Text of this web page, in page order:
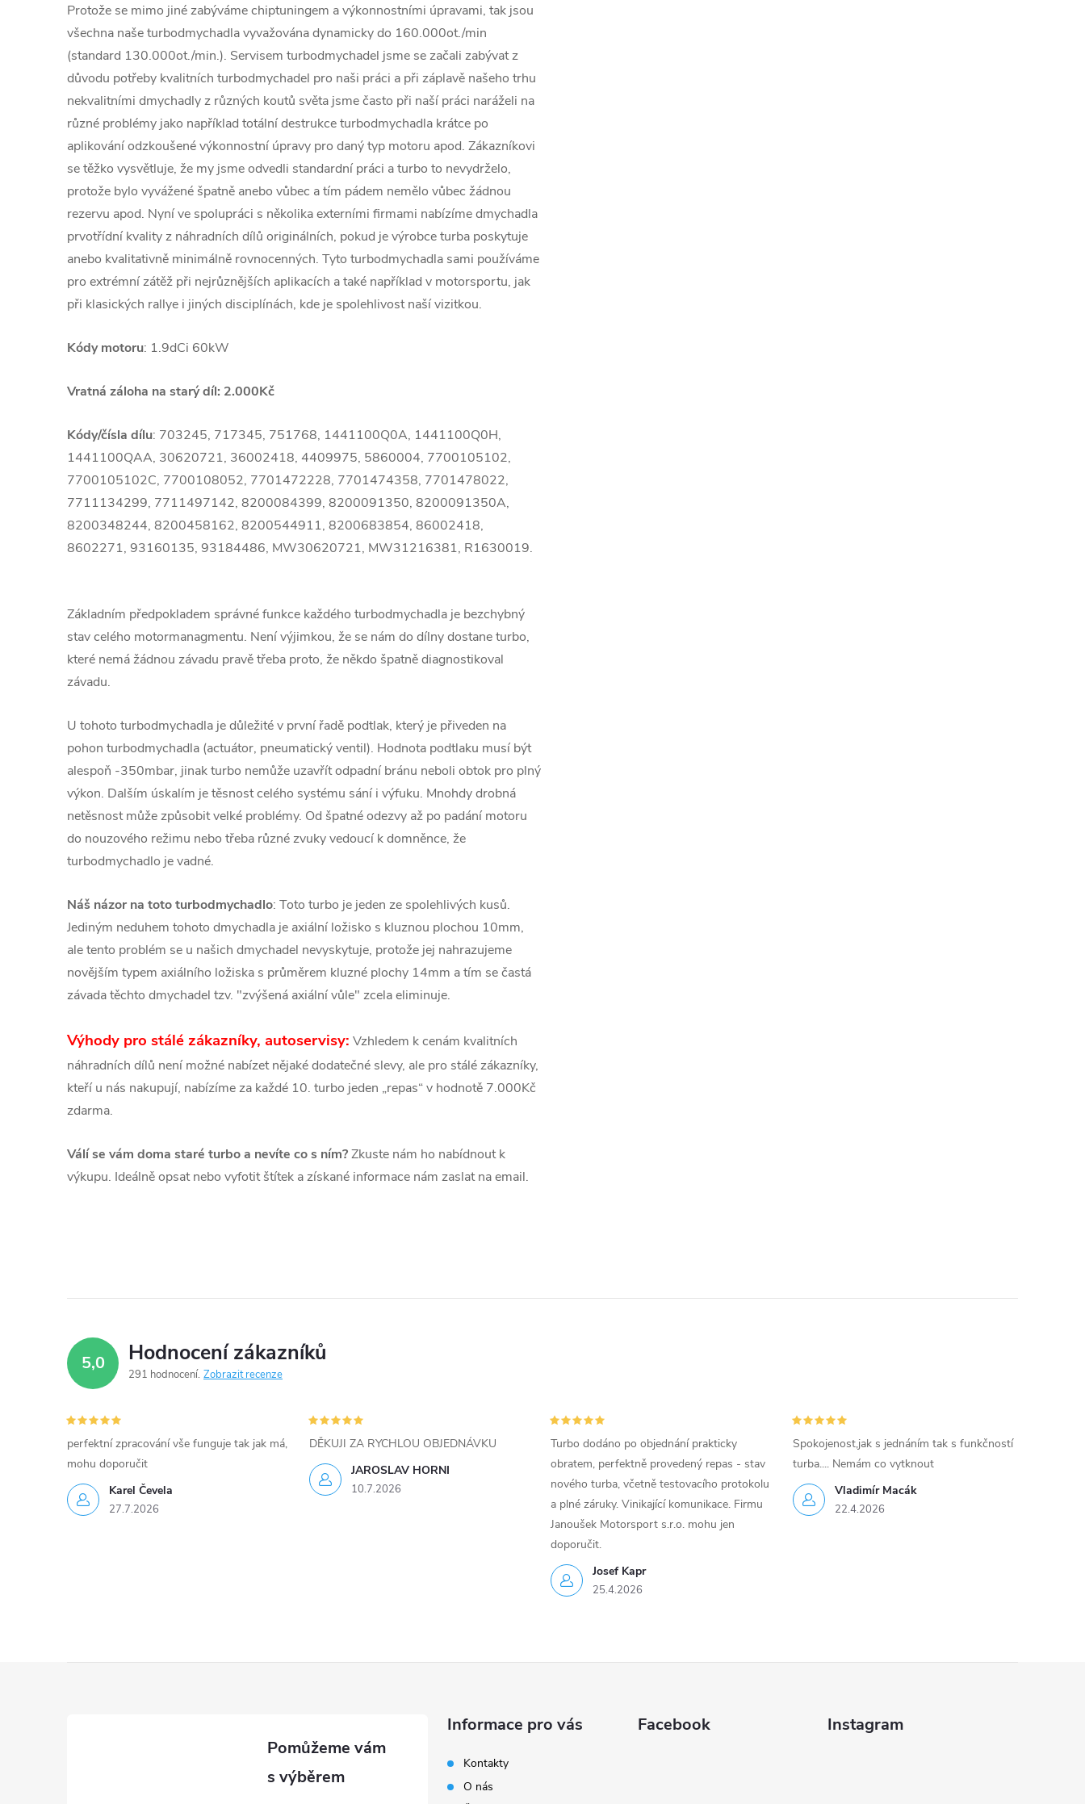
Protože se mimo jiné zabýváme chiptuningem a výkonnostními úpravami, tak jsou
všechna naše turbodmychadla vyvažována dynamicky do 160.000ot./min
(standard 130.000ot./min.). Servisem turbodmychadel jsme se začali zabývat z
důvodu potřeby kvalitních turbodmychadel pro naši práci a při záplavě našeho trhu
nekvalitními dmychadly z různých koutů světa jsme často při naší práci naráželi na
různé problémy jako například totální destrukce turbodmychadla krátce po
aplikování odzkoušené výkonnostní úpravy pro daný typ motoru apod. Zákazníkovi
se těžko vysvětluje, že my jsme odvedli standardní práci a turbo to nevydrželo,
protože bylo vyvážené špatně anebo vůbec a tím pádem nemělo vůbec žádnou
rezervu apod. Nyní ve spolupráci s několika externími firmami nabízíme dmychadla
prvotřídní kvality z náhradních dílů originálních, pokud je výrobce turba poskytuje
anebo kvalitativně minimálně rovnocenných. Tyto turbodmychadla sami používáme
pro extrémní zátěž při nejrůznějších aplikacích a také například v motorsportu, jak
při klasických rallye i jiných disciplínách, kde je spolehlivost naší vizitkou.
Kódy motoru: 1.9dCi 60kW
Vratná záloha na starý díl: 2.000Kč
Kódy/čísla dílu: 703245, 717345, 751768, 1441100Q0A, 1441100Q0H,
1441100QAA, 30620721, 36002418, 4409975, 5860004, 7700105102,
7700105102C, 7700108052, 7701472228, 7701474358, 7701478022,
7711134299, 7711497142, 8200084399, 8200091350, 8200091350A,
8200348244, 8200458162, 8200544911, 8200683854, 86002418,
8602271, 93160135, 93184486, MW30620721, MW31216381, R1630019.
Základním předpokladem správné funkce každého turbodmychadla je bezchybný
stav celého motormanagmentu. Není výjimkou, že se nám do dílny dostane turbo,
které nemá žádnou závadu pravě třeba proto, že někdo špatně diagnostikoval
závadu.
U tohoto turbodmychadla je důležité v první řadě podtlak, který je přiveden na
pohon turbodmychadla (actuátor, pneumatický ventil). Hodnota podtlaku musí být
alespoň -350mbar, jinak turbo nemůže uzavřít odpadní bránu neboli obtok pro plný
výkon. Dalším úskalím je těsnost celého systému sání i výfuku. Mnohdy drobná
netěsnost může způsobit velké problémy. Od špatné odezvy až po padání motoru
do nouzového režimu nebo třeba různé zvuky vedoucí k domněnce, že
turbodmychadlo je vadné.
Náš názor na toto turbodmychadlo: Toto turbo je jeden ze spolehlivých kusů.
Jediným neduhem tohoto dmychadla je axiální ložisko s kluznou plochou 10mm,
ale tento problém se u našich dmychadel nevyskytuje, protože jej nahrazujeme
novějším typem axiálního ložiska s průměrem kluzné plochy 14mm a tím se častá
závada těchto dmychadel tzv. "zvýšená axiální vůle" zcela eliminuje.
Výhody pro stálé zákazníky, autoservisy: Vzhledem k cenám kvalitních
náhradních dílů není možné nabízet nějaké dodatečné slevy, ale pro stálé zákazníky,
kteří u nás nakupují, nabízíme za každé 10. turbo jeden „repas“ v hodnotě 7.000Kč
zdarma.
Válí se vám doma staré turbo a nevíte co s ním?Zkuste nám ho nabídnout k
výkupu. Ideálně opsat nebo vyfotit štítek a získané informace nám zaslat na email.
5,0 Hodnocení zákazníků
291 hodnocení Zobrazit recenze
Karel Čevela
27.7.2026
perfektní zpracování vše funguje tak jak má,
mohu doporučit
JAROSLAV HORNI
10.7.2026
DĚKUJI ZA RYCHLOU OBJEDNÁVKU
Josef Kapr
25.4.2026
Turbo dodáno po objednání prakticky
obratem, perfektně provedený repas - stav
nového turba, včetně testovacího protokolu
a plné záruky. Vinikající komunikace. Firmu
Janoušek Motorsport s.r.o. mohu jen
doporučit.
Vladimír Macák
22.4.2026
Spokojenost,jak s jednáním tak s funkčností
turba.... Nemám co vytknout
Informace pro vás
Kontakty
O nás
Facebook Instagram